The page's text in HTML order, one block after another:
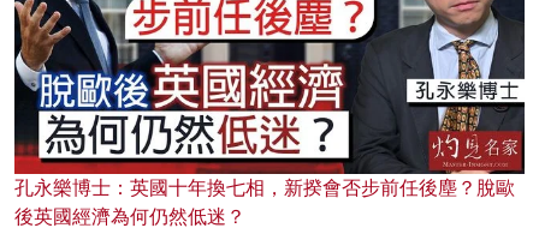
孔永樂博士：英國十年換七相，新揆會否步前任後塵？脫歐
後英國經濟為何仍然低迷？